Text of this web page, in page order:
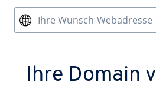
Ihre Wunsch-Webadresse
Ihre Domain